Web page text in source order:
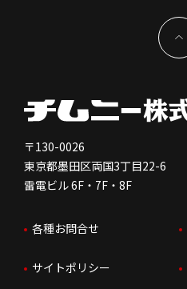
新型コロナウイルス対応
コーポレートガバナンス
免責事項
株価情報
IRお問合せ
会社を知る
人を知る
はたらく環境
人財育成
サステナビリティ
独立支援について
FC加盟店お問合せ
〒130-0026
東京都墨田区両国3丁目22-6
雷電ビル 6F・7F・8F
各種お問合せ
サイトポリシー